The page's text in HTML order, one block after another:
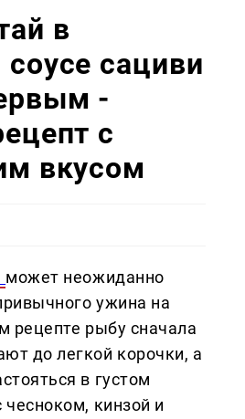
в
сациви
-
с
вкусом
может неожиданно
ужина на
рецепте рыбу сначала
до легкой корочки, а
в густом
чесноком, кинзой и